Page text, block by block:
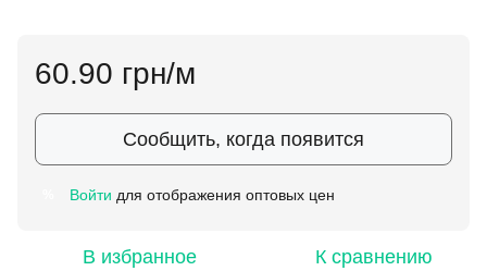
60.90 грн/м
Сообщить, когда появится
Войти для отображения оптовых цен
В избранное К сравнению